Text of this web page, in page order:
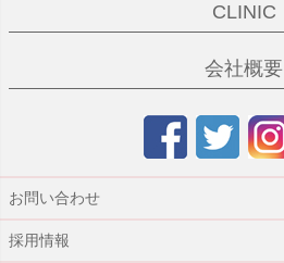
CLINIC
会社概要
お問い合わせ
採用情報